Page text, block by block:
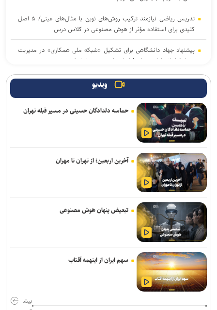
تدریس ریاضی نیازمند ترکیب روش‌های نوین با مثال‌های عینی/ ۵ اصل
کلیدی برای استفاده مؤثر از هوش مصنوعی در کلاس درس
پیشنهاد جهاد دانشگاهی برای تشکیل «شبکه ملی همکاری» در مدیریت
بحران/ اعلام اولویت‌های فناورانه راهبردی در شرایط تحریم
اعلام نتایج اولیه آزمون ارشد ۱۴۰۵ تا اواخر مرداد
امروز؛ آخرین مهلت نام‌نویسی در آزمون «ارزیابی علمی دانشجویان
پزشکی، دندانپزشکی و داروسازی خارج از کشور»
فراخوان دومین جشنواره انیمیشن کوتاه دانشجویی پویان منتشر شد/
مهلت ارسال آثار تا ۳۰ مهر ۱۴۰۵
از اقتصاد توجه تا مهندسی ادراک؛ چگونه حاشیه، جای حقیقت اربعین را
می‌گیرد؟
عزاداری هیئت‌های دانشجویی در جوار محل شهادت رهبر شهید انقلاب
اسلامی
نیروهای مسلح ایران ابهت پوشالی ابرقدرت‌ها را در هم شکستند
آغاز فعالیت کارگروه‌های تخصصی برای تدوین برنامه راهبردی دانشگاه
صنعتی امیرکبیر
تأکید سرپرست دانشگاه فرهنگیان بر حکمرانی مشارکتی و همکاری‌های
استانی با دانشگاه پیام نور
ویدیو
حماسه دلدادگان حسینی در مسیر قبله تهران
آخرین اربعین؛ از تهران تا مهران
تبعیض پنهان هوش مصنوعی
سهم ایران از اینهمه آفتاب
بیش